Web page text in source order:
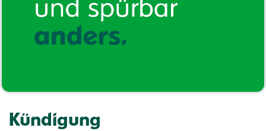
Meine TIROLER
Karriere
Kündigung